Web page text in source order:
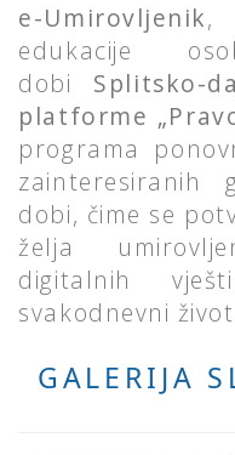
e-Umirovljenik,
edukacije
dobi Splitsko-
platforme
programa
zainteresiranih
dobi, čime se
želja
digitalnih
svakodnevni
GALERIJA